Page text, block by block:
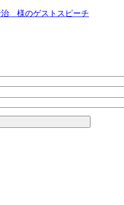
様のゲストスピーチ